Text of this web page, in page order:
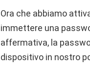
Ora che abbiamo
immettere una
affermativa, la
dispositivo in nostro